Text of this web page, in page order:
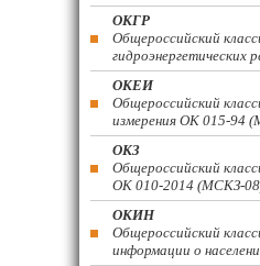
ОКГР
Общероссийский
гидроэнергетических
ОКЕИ
Общероссийский
измерения ОК 015-94
ОКЗ
Общероссийский
ОК 010-2014 (МСКЗ-
ОКИН
Общероссийский
информации о